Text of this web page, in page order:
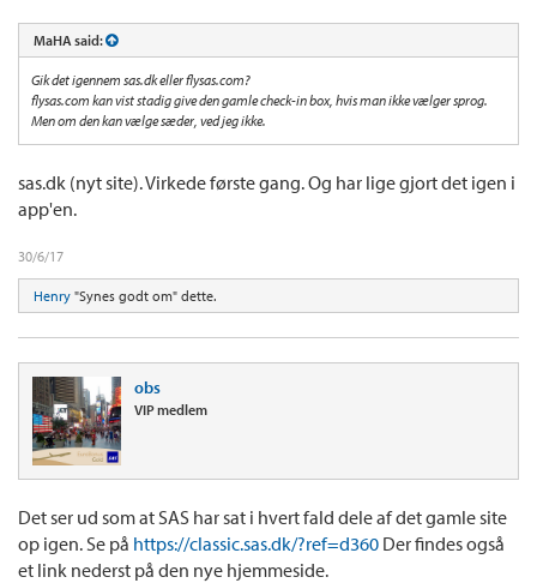
MaHA said:
Gik det igennem sas.dk eller flysas.com?
flysas.com kan vist stadig give den gamle check-in box, hvis man ikke vælger sprog.
Men om den kan vælge sæder, ved jeg ikke.
sas.dk (nyt site). Virkede første gang. Og har lige gjort det igen i
app'en.
30/6/17
Henry "Synes godt om" dette.
obs
VIP medlem
Det ser ud som at SAS har sat i hvert fald dele af det gamle site
op igen. Se på https://classic.sas.dk/?ref=d360 Der findes også
et link nederst på den nye hjemmeside.